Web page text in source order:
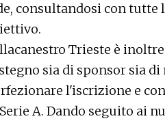
consultandosi con
Trieste è
sia di sponsor sia
l'iscrizione e
A. Dando seguito ai